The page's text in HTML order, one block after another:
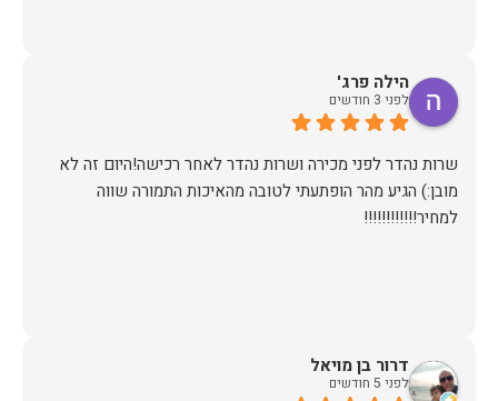
הילה פרג'
לפני 3 חודשים
שרות נהדר לפני מכירה ושרות נהדר לאחר רכישה!היום זה לא
מובן:) הגיע מהר הופתעתי לטובה מהאיכות התמורה שווה
למחיר!!!!!!!!!!!!
דרור בן מויאל
לפני 5 חודשים